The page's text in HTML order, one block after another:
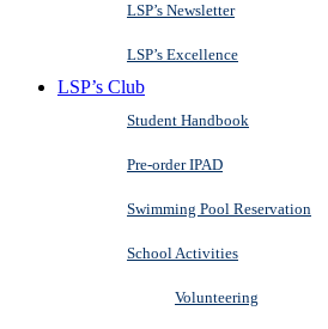
LSP’s Newsletter
LSP’s Excellence
LSP’s Club
Student Handbook
Pre-order IPAD
Swimming Pool Reservation
School Activities
Volunteering